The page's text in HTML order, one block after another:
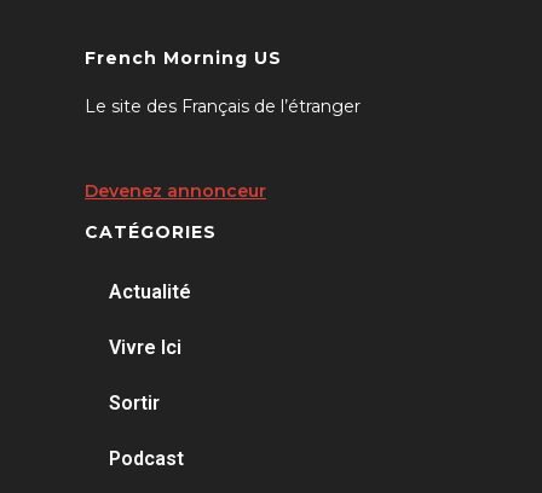
French Morning US
Le site des Français de l’étranger
Devenez annonceur
CATÉGORIES
Actualité
Vivre Ici
Sortir
Podcast